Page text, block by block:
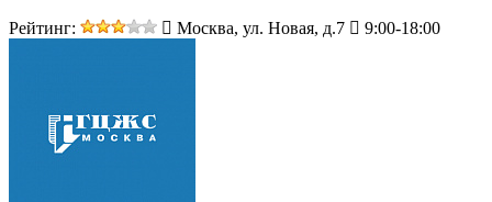
Рейтинг: Москва, ул. Новая, д.7 9:00-18:00